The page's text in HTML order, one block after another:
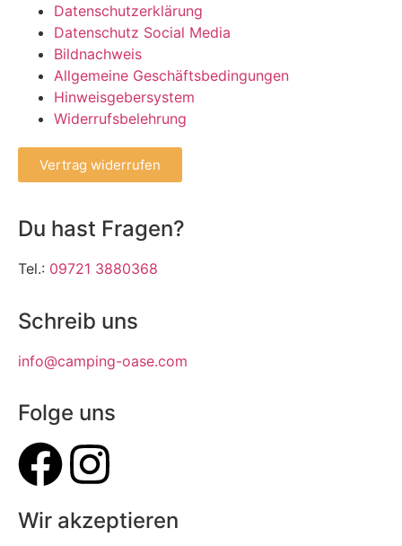
Datenschutzerklärung
Datenschutz Social Media
Bildnachweis
Allgemeine Geschäftsbedingungen
Hinweisgebersystem
Widerrufsbelehrung
Vertrag widerrufen
Du hast Fragen?
Tel.: 09721 3880368
Schreib uns
info@camping-oase.com
Folge uns
Wir akzeptieren